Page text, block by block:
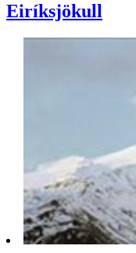
Eiríksjökull